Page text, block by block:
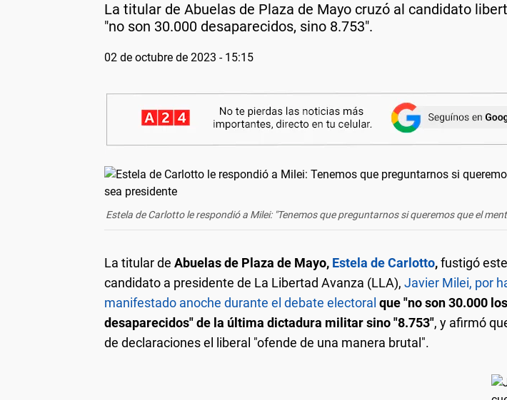
La titular de Abuelas de Plaza de Mayo cruzó al candidato
"no son 30.000 desaparecidos, sino 8.753".
02 de octubre de 2023 - 15:15
Estela de Carlotto le respondió a Milei: "Tenemos que preguntarnos si queremos que el
La titular de Abuelas de Plaza de Mayo, Estela de Carlotto,fustigó
candidato a presidente de La Libertad Avanza (LLA), Javier Milei, por
manifestado anoche durante el debate electoral que "no son 30.000 los
desaparecidos" de la última dictadura militar sino "8.753", y afirmó
de declaraciones el liberal "ofende de una manera brutal".